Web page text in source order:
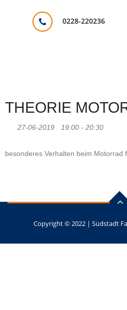
0228-220236
THEORIE
27-06-2019 19:00 - 20:30
besonderes Verhalten beim Motorrad
Copyright © 2022 | Südstadt